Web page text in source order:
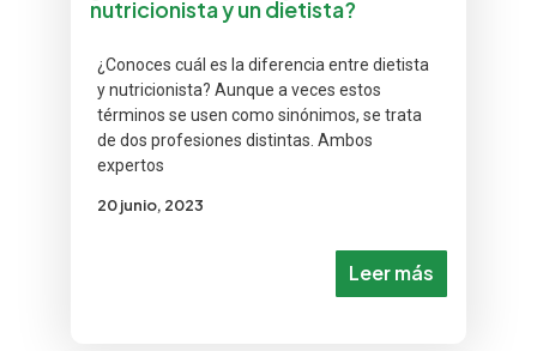
nutricionista y un dietista?
20 junio, 2023
¿Conoces cuál es la diferencia entre dietista
y nutricionista? Aunque a veces estos
términos se usen como sinónimos, se trata
de dos profesiones distintas. Ambos
expertos
Leer más